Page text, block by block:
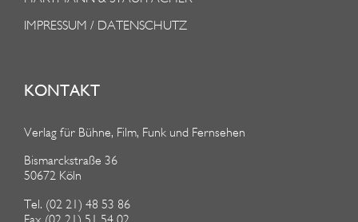
IMPRESSUM / DATENSCHUTZ
KONTAKT
Verlag für Bühne, Film, Funk und Fernsehen
Bismarckstraße 36
50672 Köln
Tel. (02 21) 48 53 86
Fax (02 21) 51 54 02